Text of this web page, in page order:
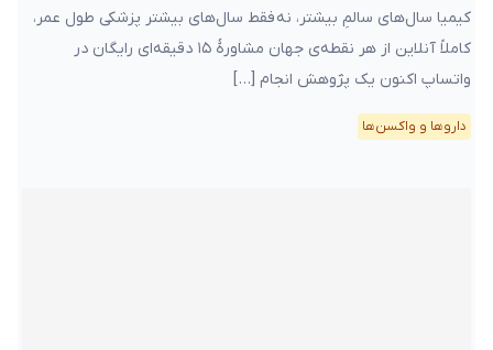
کیمیا سال‌های سالمِ بیشتر، نه فقط سال‌های بیشتر پزشکی طول عمر،
کاملاً آنلاین از هر نقطه‌ی جهان مشاورهٔ ۱۵ دقیقه‌ای رایگان در
واتساپ اکنون یک پژوهش انجام […]
دارو‌ها و واکسن‌ها